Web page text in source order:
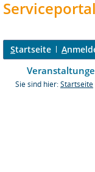
Startseite A
Sie sind hier: Startseite